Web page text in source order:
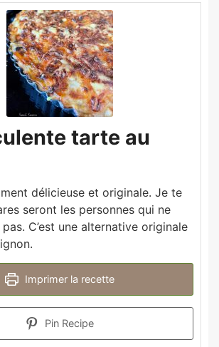
tarte au
délicieuse et originale. Je te
seront les personnes qui ne
pas. C’est une alternative originale
Imprimer la recette
Pin Recipe